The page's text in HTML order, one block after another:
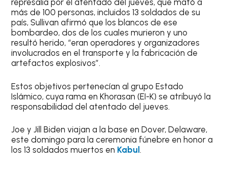
represalia por el atentado del jueves, que mató a
más de 100 personas, incluidos 13 soldados de su
país, Sullivan afirmó que los blancos de ese
bombardeo, dos de los cuales murieron y uno
resultó herido, “eran operadores y organizadores
involucrados en el transporte y la fabricación de
artefactos explosivos”.
Estos objetivos pertenecían al grupo Estado
Islámico, cuya rama en Khorasan (EI-K) se atribuyó la
responsabilidad del atentado del jueves.
Joe y Jill Biden viajan a la base en Dover, Delaware,
este domingo para la ceremonia fúnebre en honor a
los 13 soldados muertos en Kabul.